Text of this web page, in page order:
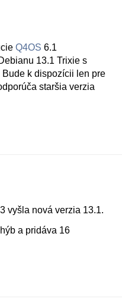
Q4OS 6.1
13.1 Trixie s
k dispozícii len pre
staršia verzia
vyšla nová verzia 13.1.
a pridáva 16